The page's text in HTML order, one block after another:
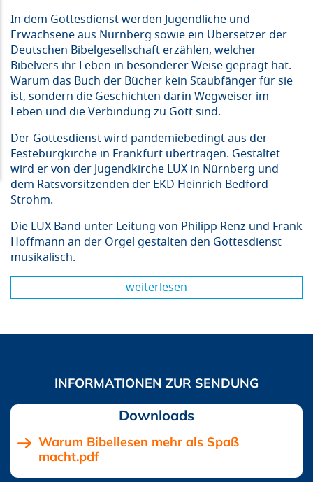
In dem Gottesdienst werden Jugendliche und
Erwachsene aus Nürnberg sowie ein Übersetzer der
Deutschen Bibelgesellschaft erzählen, welcher
Bibelvers ihr Leben in besonderer Weise geprägt hat.
Warum das Buch der Bücher kein Staubfänger für sie
ist, sondern die Geschichten darin Wegweiser im
Leben und die Verbindung zu Gott sind.
Der Gottesdienst wird pandemiebedingt aus der
Festeburgkirche in Frankfurt übertragen. Gestaltet
wird er von der Jugendkirche LUX in Nürnberg und
dem Ratsvorsitzenden der EKD Heinrich Bedford-
Strohm.
Die LUX Band unter Leitung von Philipp Renz und Frank
Hoffmann an der Orgel gestalten den Gottesdienst
musikalisch.
weiterlesen
Downloads
Warum Bibellesen mehr als Spaß
macht.pdf